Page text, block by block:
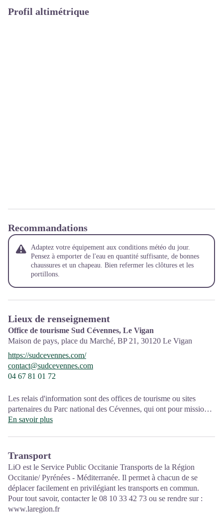
Profil altimétrique
Recommandations
Adaptez votre équipement aux conditions météo du jour.
Pensez à emporter de l'eau en quantité suffisante, de bonnes
chaussures et un chapeau. Bien refermer les clôtures et les
portillons.
Lieux de renseignement
Office de tourisme Sud Cévennes, Le Vigan
Maison de pays, place du Marché, BP 21, 30120 Le Vigan
https://sudcevennes.com/
contact@sudcevennes.com
04 67 81 01 72
Les relais d'information sont des offices de tourisme ou sites
partenaires du Parc national des Cévennes, qui ont pour mission
l'information et la sensibilisation sur l'offre de découverte et
Ouvert toute l'année (se renseigner pour les jours et horaires
d'ouverture en période hivernale)
En savoir plus
Transport
LiO est le Service Public Occitanie Transports de la Région
Occitanie/ Pyrénées - Méditerranée. Il permet à chacun de se
déplacer facilement en privilégiant les transports en commun.
Pour tout savoir, contacter le 08 10 33 42 73 ou se rendre sur :
www.laregion.fr